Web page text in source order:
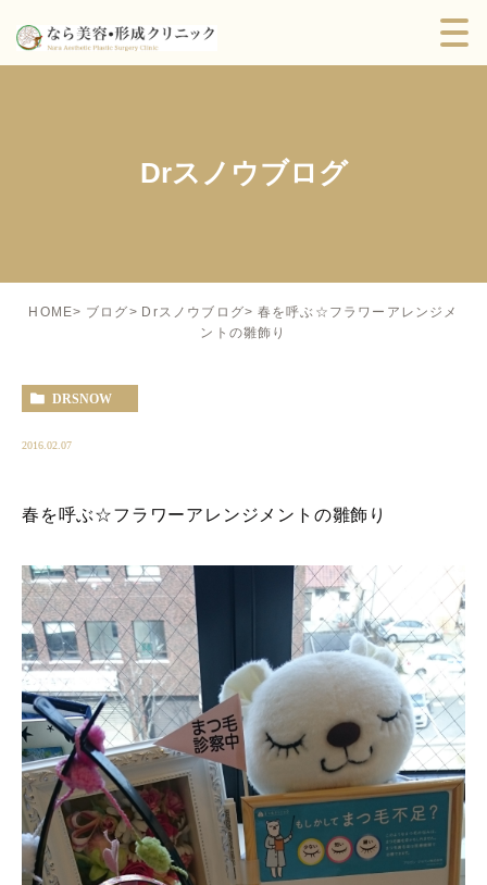
Drスノウブログ
HOME ブログ Drスノウブログ
春を呼ぶ☆フラワーアレンジメ
ントの雛飾り
DRSNOW
2016.02.07
春を呼ぶ☆フラワーアレンジメントの雛飾り